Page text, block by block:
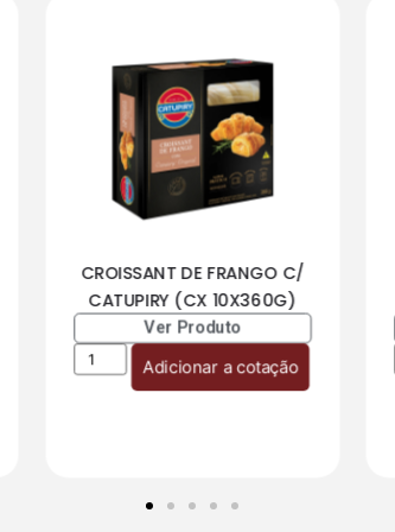
CROISSANT DE FRANGO C/
CATUPIRY (CX 10X360G)
Ver Produto
Adicionar a cotação